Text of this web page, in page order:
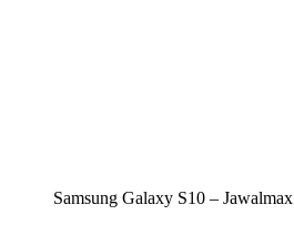
Samsung Galaxy S10 – Jawalmax